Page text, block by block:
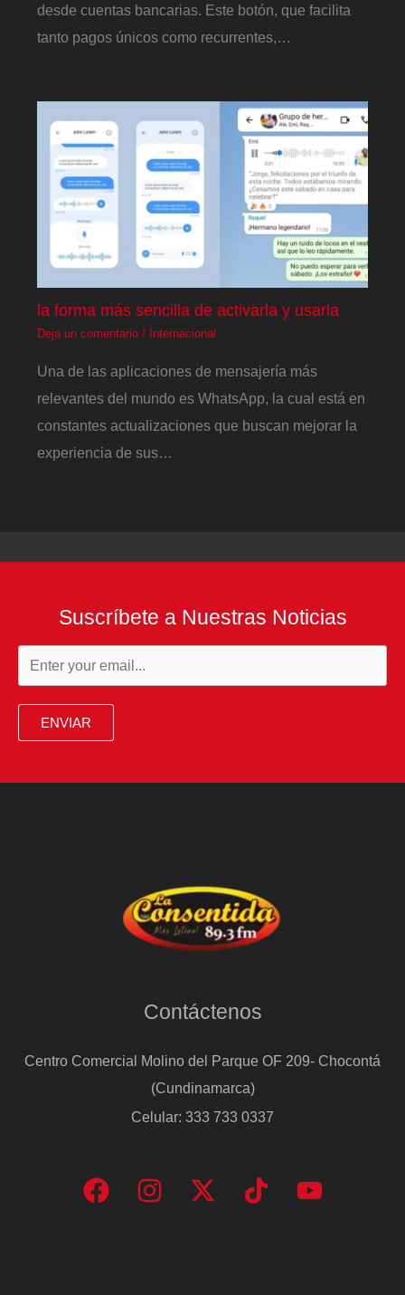
desde cuentas bancarias. Este botón, que facilita
tanto pagos únicos como recurrentes,…
la forma más sencilla de activarla y usarla
Deja un comentario / Internacional
Una de las aplicaciones de mensajería más
relevantes del mundo es WhatsApp, la cual está en
constantes actualizaciones que buscan mejorar la
experiencia de sus…
Suscríbete a Nuestras Noticias
ENVIAR
Contáctenos
Centro Comercial Molino del Parque OF 209- Chocontá
(Cundinamarca)
Celular: 333 733 0337